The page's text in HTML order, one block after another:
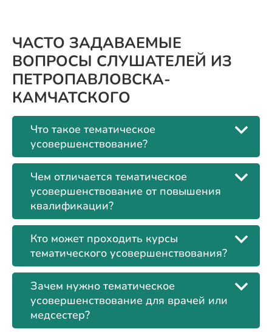
ЧАСТО ЗАДАВАЕМЫЕ
ВОПРОСЫ СЛУШАТЕЛЕЙ ИЗ
ПЕТРОПАВЛОВСКА-
КАМЧАТСКОГО
Что такое тематическое
усовершенствование?
Чем отличается тематическое
усовершенствование от повышения
квалификации?
Кто может проходить курсы
тематического усовершенствования?
Зачем нужно тематическое
усовершенствование для врачей или
медсестер?